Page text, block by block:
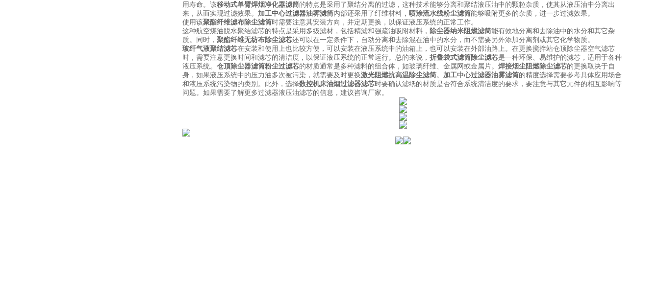
用寿命。该移动式单臂焊烟净化器滤筒的特点是采用了聚结分离的过滤，这种技术能够分离和聚结液压油中的颗粒杂质，使其从液压油中分离出
来，从而实现过滤效果。 加工中心过滤器油雾滤筒内部还采用了纤维材料， 喷涂流水线粉尘滤筒能够吸附更多的杂质，进一步过滤效果。
使用该聚酯纤维滤布除尘滤筒时需要注意其安装方向，并定期更换，以保证液压系统的正常工作。
这种航空煤油脱水聚结滤芯的特点是采用多级滤材，包括精滤和强疏油吸附材料， 除尘器纳米阻燃滤筒能有效地分离和去除油中的水分和其它杂
质。同时， 聚酯纤维无纺布除尘滤芯还可以在一定条件下，自动分离和去除混在油中的水分，而不需要另外添加分离剂或其它化学物质。
玻纤气液聚结滤芯在安装和使用上也比较方便，可以安装在液压系统中的油箱上，也可以安装在外部油路上。在更换搅拌站仓顶除尘器空气滤芯
时，需要注意更换时间和滤芯的清洁度，以保证液压系统的正常运行。总的来说， 折叠袋式滤筒除尘滤芯是一种环保、易维护的滤芯，适用于各种
液压系统。 仓顶除尘器滤筒粉尘过滤芯的材质通常是多种滤料的组合体，如玻璃纤维、金属网或金属片。 焊接烟尘阻燃除尘滤芯的更换取决于自
身，如果液压系统中的压力油多次被污染，就需要及时更换激光阻燃抗高温除尘滤筒。 加工中心过滤器油雾滤筒的精度选择需要参考具体应用场合
和液压系统污染物的类别。此外，选择数控机床油烟过滤器滤芯时要确认滤纸的材质是否符合系统清洁度的要求，要注意与其它元件的相互影响等
问题。如果需要了解更多过滤器液压油滤芯的信息，建议咨询厂家。